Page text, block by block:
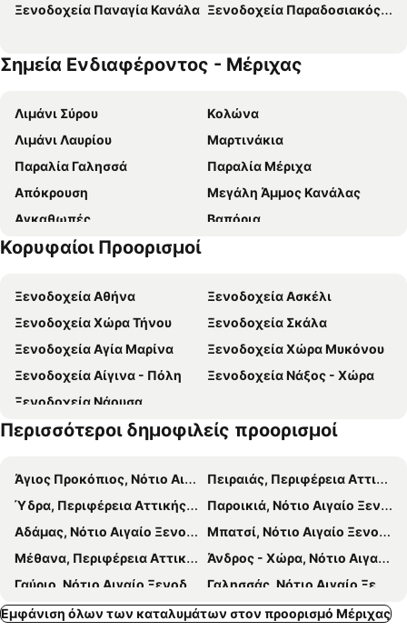
H4 Horizon1 By K4 Kythnos
Villa Monadi
Ble Kythnos Suites
Kythnos Blue - Suite 3 Loutra Bch Balcony Sea View
Yi & Thalassa By Khi Collection
Ξενοδοχεία Παναγία Κανάλα Ξενοδοχεία Παραδοσιακός Οικισμός Δρυοπίδας
Σημεία Ενδιαφέροντος - Μέριχας
Λιμάνι Σύρου
Κολώνα
Λιμάνι Λαυρίου
Μαρτινάκια
Παραλία Γαλησσά
Παραλία Μέριχα
Απόκρουση
Μεγάλη Άμμος Κανάλας
Αγκαθωπές
Βαπόρια
Επισκοπή
Παραδοσιακός Οικισμός Ερμούπολης
Νάουσα
Παναγία Κανάλα
Ο Λέοντας της Κέας
Σχίνος
Μέγας Γυαλός
Τρίβλακα
Φλαμπούρια
Παραδοσιακός Οικισμός Δρυοπίδας
Παραδοσιακός Οικισμός Άνω Σύρου
Ναός του Ποσειδώνα
Κούνδουρος
Τάσος
Συκαμιά
Καζίνο Σύρου
Κορυφαίοι Προορισμοί
Ξενοδοχεία Αθήνα
Ξενοδοχεία Ασκέλι
Ξενοδοχεία Χώρα Τήνου
Ξενοδοχεία Σκάλα
Ξενοδοχεία Αγία Μαρίνα
Ξενοδοχεία Χώρα Μυκόνου
Ξενοδοχεία Αίγινα - Πόλη
Ξενοδοχεία Νάξος - Χώρα
Ξενοδοχεία Νάουσα
Περισσότεροι δημοφιλείς προορισμοί
Άγιος Προκόπιος, Νότιο Αιγαίο Ξενοδοχεία
Πειραιάς, Περιφέρεια Αττικής Ξενοδοχεία
Ύδρα, Περιφέρεια Αττικής Ξενοδοχεία
Παροικιά, Νότιο Αιγαίο Ξενοδοχεία
Αδάμας, Νότιο Αιγαίο Ξενοδοχεία
Μπατσί, Νότιο Αιγαίο Ξενοδοχεία
Μέθανα, Περιφέρεια Αττικής Ξενοδοχεία
Άνδρος - Χώρα, Νότιο Αιγαίο Ξενοδοχεία
Γαύριο, Νότιο Αιγαίο Ξενοδοχεία
Γαλησσάς, Νότιο Αιγαίο Ξενοδοχεία
Κάρυστος, Κεντρική Ελλάδα Ξενοδοχεία
Πόρος - πόλη, Περιφέρεια Αττικής Ξενοδοχεία
Εμφάνιση όλων των καταλυμάτων στον προορισμό Μέριχας